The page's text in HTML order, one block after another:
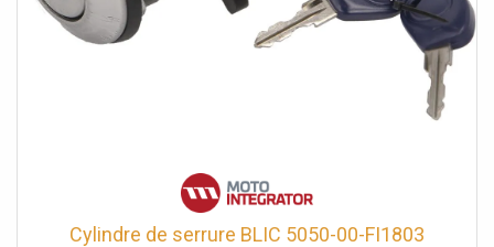
Cylindre de serrure BLIC 5050-00-FI1803